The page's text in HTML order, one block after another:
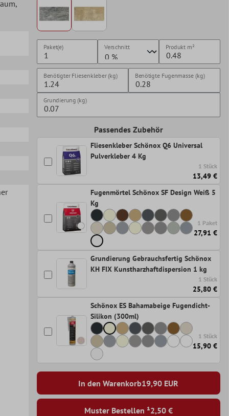
,
Paket(e) Verschnitt Produkt m²
Benötigter Fliesenkleber (kg) Benötigte Fugenmasse (kg)
Grundierung (kg)
Passendes Zubehör
Fliesenkleber Schönox Q6 Universal
Pulverkleber 4 Kg
1 Stück
13,49 €
Fugenmörtel Schönox SF Design Weiß 5
Kg
1 Paket
27,91 €
Grundierung Gebrauchsfertig Schönox
KH FIX Kunstharzhaftdispersion 1 kg
1 Stück
25,80 €
Schönox ES Bahamabeige Fugendicht-
Silikon (300ml)
1 Stück
15,90 €
In den Warenkorb19,90 EUR
Muster Bestellen ¹2,50 €